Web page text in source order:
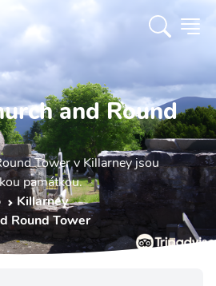
and Round
Tower v Killarney jsou
památkou.
Killarney
Round Tower